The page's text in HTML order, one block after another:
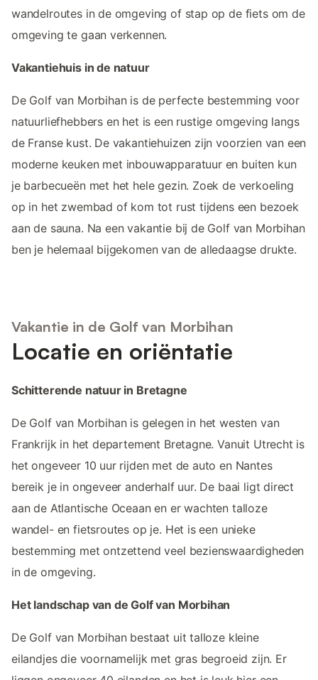
wandelroutes in de omgeving of stap op de fiets om de
omgeving te gaan verkennen.
Vakantiehuis in de natuur
De Golf van Morbihan is de perfecte bestemming voor
natuurliefhebbers en het is een rustige omgeving langs
de Franse kust. De vakantiehuizen zijn voorzien van een
moderne keuken met inbouwapparatuur en buiten kun
je barbecueën met het hele gezin. Zoek de verkoeling
op in het zwembad of kom tot rust tijdens een bezoek
aan de sauna. Na een vakantie bij de Golf van Morbihan
ben je helemaal bijgekomen van de alledaagse drukte.
Vakantie in de Golf van Morbihan
Locatie en oriëntatie
Schitterende natuur in Bretagne
De Golf van Morbihan is gelegen in het westen van
Frankrijk in het departement Bretagne. Vanuit Utrecht is
het ongeveer 10 uur rijden met de auto en Nantes
bereik je in ongeveer anderhalf uur. De baai ligt direct
aan de Atlantische Oceaan en er wachten talloze
wandel- en fietsroutes op je. Het is een unieke
bestemming met ontzettend veel bezienswaardigheden
in de omgeving.
Het landschap van de Golf van Morbihan
De Golf van Morbihan bestaat uit talloze kleine
eilandjes die voornamelijk met gras begroeid zijn. Er